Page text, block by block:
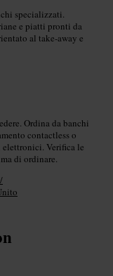
specializzati.
e piatti pronti da
al take-away e
Ordina da banchi
contactless o
Verifica le
di ordinare.